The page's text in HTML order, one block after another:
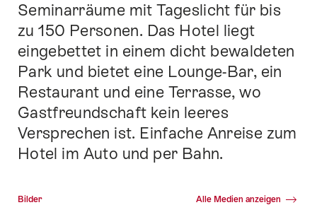
Seminarräume mit Tageslicht für bis
zu 150 Personen. Das Hotel liegt
eingebettet in einem dicht bewaldeten
Park und bietet eine Lounge-Bar, ein
Restaurant und eine Terrasse, wo
Gastfreundschaft kein leeres
Versprechen ist. Einfache Anreise zum
Hotel im Auto und per Bahn.
Bilder Alle Medien anzeigen